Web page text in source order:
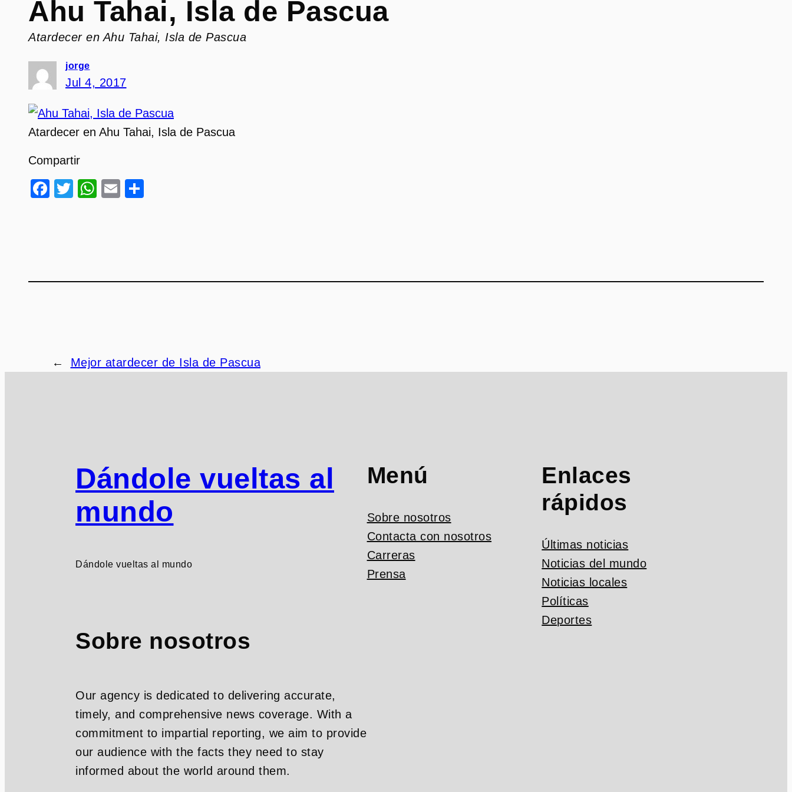
Ahu Tahai, Isla de Pascua
Atardecer en Ahu Tahai, Isla de Pascua
jorge
Jul 4, 2017
Atardecer en Ahu Tahai, Isla de Pascua
Compartir
Facebook
TwitterWhatsApp
Email
← Mejor atardecer de Isla de Pascua
Dándole vueltas al
mundo
Dándole vueltas al mundo
Sobre nosotros
Our agency is dedicated to delivering accurate,
timely, and comprehensive news coverage. With a
commitment to impartial reporting, we aim to provide
our audience with the facts they need to stay
informed about the world around them.
Menú
Sobre nosotros
Contacta con nosotros
Carreras
Prensa
Enlaces
rápidos
Últimas noticias
Noticias del mundo
Noticias locales
Políticas
Deportes